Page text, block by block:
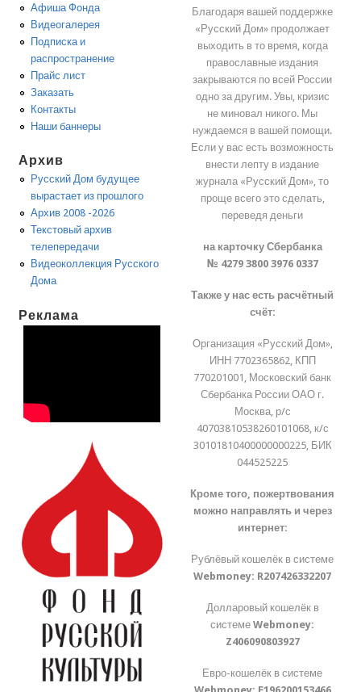
Афиша Фонда
Видеогалерея
Подписка и
распространение
Прайс лист
Заказать
Контакты
Наши баннеры
Архив
Русский Дом будущее
вырастает из прошлого
Архив 2008 -2026
Текстовый архив
телепередачи
Видеоколлекция Русского
Дома
Реклама
Благодаря вашей поддержке
«Русский Дом» продолжает
выходить в то время, когда
православные издания
закрываются по всей России
одно за другим. Увы, кризис
не миновал никого. Мы
нуждаемся в вашей помощи.
Если у вас есть возможность
внести лепту в издание
журнала «Русский Дом», то
проще всего это сделать,
переведя деньги
на карточку Сбербанка
№ 4279 3800 3976 0337
Также у нас есть расчётный
счёт:
Организация «Русский Дом»,
ИНН 7702365862, КПП
770201001, Московский банк
Сбербанка России ОАО г.
Москва, р/с
40703810538260101068, к/с
30101810400000000225, БИК
044525225
Кроме того, пожертвования
можно направлять и через
интернет:
Рублёвый кошелёк в системе
Webmoney: R207426332207
Долларовый кошелёк в
системеWebmoney:
Z406090803927
Евро-кошелёк в системе